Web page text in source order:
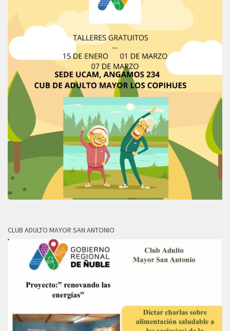
CLUB ADULTO MAYOR SAN ANTONIO